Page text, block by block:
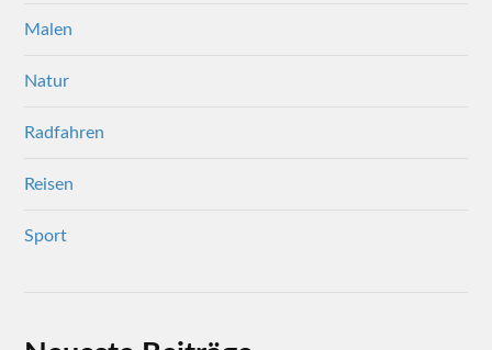
Malen
Natur
Radfahren
Reisen
Sport